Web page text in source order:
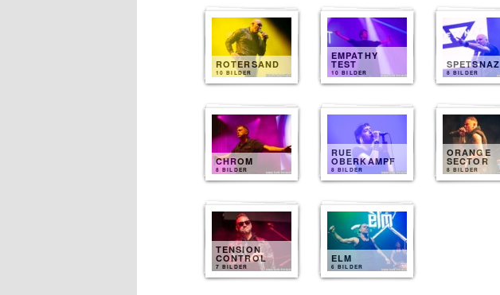
ROTERSAND
10 BILDER
EMPATHY
TEST
10 BILDER
SPETSNAZ
8 BILDER
CHROM
8 BILDER
RUE
OBERKAMPF
8 BILDER
ORANGE
SECTOR
8 BILDER
TENSION
CONTROL
7 BILDER
ELM
6 BILDER